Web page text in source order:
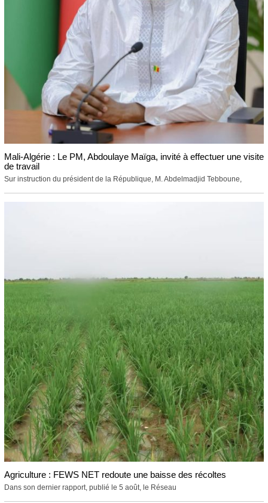
Mali-Algérie : Le PM, Abdoulaye Maïga, invité à effectuer une visite
de travail
Sur instruction du président de la République, M. Abdelmadjid Tebboune,
Agriculture : FEWS NET redoute une baisse des récoltes
Dans son dernier rapport, publié le 5 août, le Réseau